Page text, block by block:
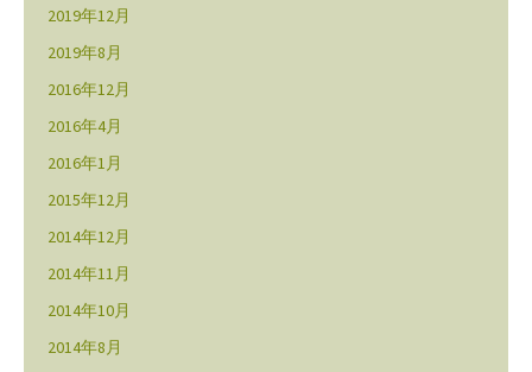
2019年12月
2019年8月
2016年12月
2016年4月
2016年1月
2015年12月
2014年12月
2014年11月
2014年10月
2014年8月